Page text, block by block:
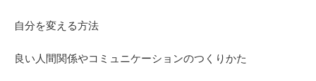
自分を変える方法
良い人間関係やコミュニケーションのつくりかた